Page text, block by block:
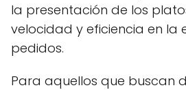
la presentación de los
velocidad y eficiencia en la
pedidos.
Para aquellos que buscan